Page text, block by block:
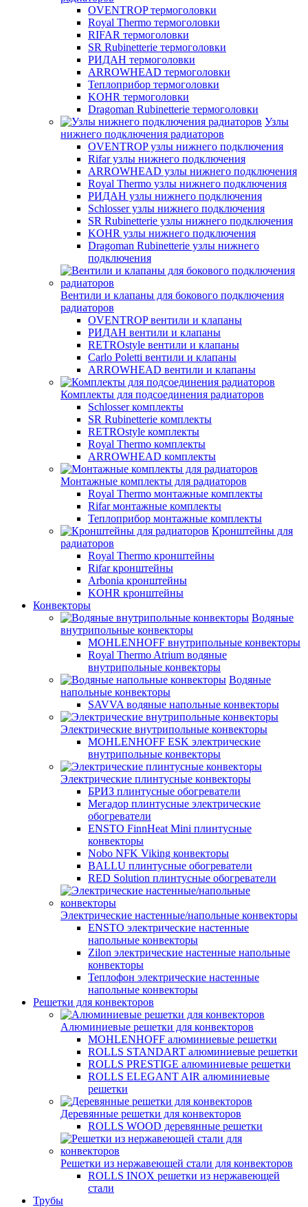
OVENTROP термоголовки
Royal Thermo термоголовки
RIFAR термоголовки
SR Rubinetterie термоголовки
РИДАН термоголовки
ARROWHEAD термоголовки
Теплоприбор термоголовки
KOHR термоголовки
Dragoman Rubinetterie термоголовки
Узлы
нижнего подключения радиаторов
OVENTROP узлы нижнего подключения
Rifar узлы нижнего подключения
ARROWHEAD узлы нижнего подключения
Royal Thermo узлы нижнего подключения
РИДАН узлы нижнего подключения
Schlosser узлы нижнего подключения
SR Rubinetterie узлы нижнего подключения
KOHR узлы нижнего подключения
Dragoman Rubinetterie узлы нижнего
подключения
Вентили и клапаны для бокового подключения
радиаторов
OVENTROP вентили и клапаны
РИДАН вентили и клапаны
RETROstyle вентили и клапаны
Carlo Poletti вентили и клапаны
ARROWHEAD вентили и клапаны
Комплекты для подсоединения радиаторов
Schlosser комплекты
SR Rubinetterie комплекты
RETROstyle комплекты
Royal Thermo комплекты
ARROWHEAD комплекты
Монтажные комплекты для радиаторов
Royal Thermo монтажные комплекты
Rifar монтажные комплекты
Теплоприбор монтажные комплекты
Кронштейны для
радиаторов
Royal Thermo кронштейны
Rifar кронштейны
Arbonia кронштейны
KOHR кронштейны
Конвекторы
Водяные
внутрипольные конвекторы
MOHLENHOFF внутрипольные конвекторы
Royal Thermo Atrium водяные
внутрипольные конвекторы
Водяные
напольные конвекторы
SAVVA водяные напольные конвекторы
Электрические внутрипольные конвекторы
MOHLENHOFF ESK электрические
внутрипольные конвекторы
Электрические плинтусные конвекторы
БРИЗ плинтусные обогреватели
Мегадор плинтусные электрические
обогреватели
ENSTO FinnHeat Mini плинтусные
конвекторы
Nobo NFK Viking конвекторы
BALLU плинтусные обогреватели
RED Solution плинтусные обогреватели
Электрические настенные/напольные конвекторы
ENSTO электрические настенные
напольные конвекторы
Zilon электрические настенные напольные
конвекторы
Теплофон электрические настенные
напольные конвекторы
Решетки для конвекторов
Алюминиевые решетки для конвекторов
MOHLENHOFF алюминиевые решетки
ROLLS STANDART алюминиевые решетки
ROLLS PRESTIGE алюминиевые решетки
ROLLS ELEGANT AIR алюминиевые
решетки
Деревянные решетки для конвекторов
ROLLS WOOD деревянные решетки
Решетки из нержавеющей стали для конвекторов
ROLLS INOX решетки из нержавеющей
стали
Трубы